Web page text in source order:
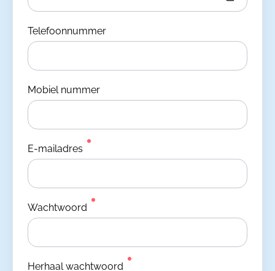
Telefoonnummer
Mobiel nummer
E-mailadres
Wachtwoord
Herhaal wachtwoord